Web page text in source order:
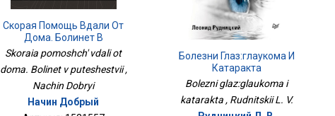
Скорая Помощь Вдали От
Дома. Болинет В
Путешествии
Skoraia pomoshch' vdali ot
doma. Bolinet v puteshestvii ,
Nachin Dobryi
Начин Добрый
Болезни Глаз:глаукома И
Катаракта
Bolezni glaz:glaukoma i
katarakta , Rudnitskii L. V.